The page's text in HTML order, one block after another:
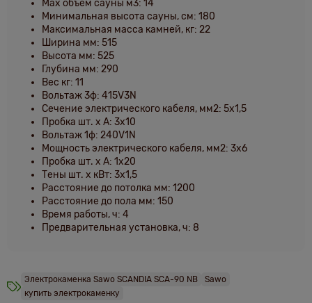
Мax объем сауны м3: 14
Минимальная высота сауны, см: 180
Максимальная масса камней, кг: 22
Ширина мм: 515
Высота мм: 525
Глубина мм: 290
Вес кг: 11
Вольтаж 3ф: 415V3N
Сечение электрического кабеля, мм2: 5x1,5
Пробка шт. х А: 3x10
Вольтаж 1ф: 240V1N
Мощность электрического кабеля, мм2: 3x6
Пробка шт. х А: 1x20
Тены шт. х кВт: 3x1,5
Расстояние до потолка мм: 1200
Расстояние до пола мм: 150
Время работы, ч: 4
Предварительная установка, ч: 8
Электрокаменка Sawo SCANDIA SCA-90 NB
Sawo
купить электрокаменку